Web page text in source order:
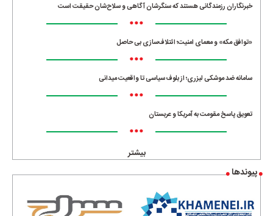
خبرنگاران رزمندگانی هستند که سنگرشان آگاهی و سلاح‌شان حقیقت است
•••
«توافق مکه» و معمای امنیت؛ ائتلاف‌سازی بی حاصل
•••
سامانه ضد موشکی لیزری؛ از بلوف سیاسی تا واقعیت میدانی
•••
تعویق پاسخ مقومت به آمریکا و عربستان
•••
بیشتر
پیوندها